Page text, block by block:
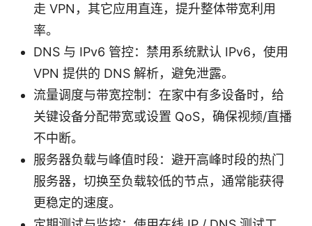
走 VPN，其它应用直连，提升整体带宽利用
率。
DNS 与 IPv6 管控：禁用系统默认 IPv6，使用
VPN 提供的 DNS 解析，避免泄露。
流量调度与带宽控制：在家中有多设备时，给
关键设备分配带宽或设置 QoS，确保视频/直播
不中断。
服务器负载与峰值时段：避开高峰时段的热门
服务器，切换至负载较低的节点，通常能获得
更稳定的速度。